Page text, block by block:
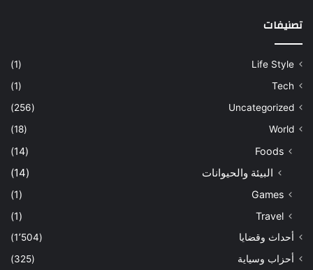
تصنيفات
Life Style
(1)
Tech
(1)
Uncategorized
(256)
World
(18)
Foods
(14)
البيئة والحيوانات (14)
Games
(1)
Travel
(1)
أحداث وقضايا
(1٬504)
أحزاب وسياية
(325)